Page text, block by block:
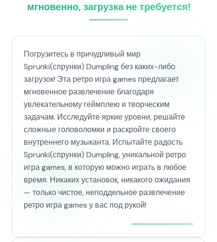
мгновенно, загрузка не требуется!
Погрузитесь в причудливый мир
Sprunki(спрунки) Dumpling без каких-либо
загрузок! Эта ретро игра games предлагает
мгновенное развлечение благодаря
увлекательному геймплею и творческим
задачам. Исследуйте яркие уровни, решайте
сложные головоломки и раскройте своего
внутреннего музыканта. Испытайте радость
Sprunki(спрунки) Dumpling, уникальной ретро
игра games, в которую можно играть в любое
время. Никаких установок, никакого ожидания
— только чистое, неподдельное развлечение
ретро игра games у вас под рукой!